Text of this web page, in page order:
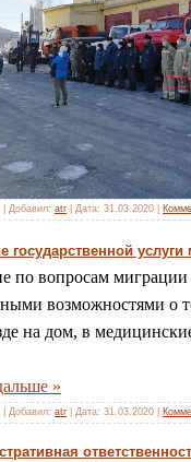
Добавил: atr Дата: 31.03.2020
государственной
по вопросам
возможностями о
на дом, в
»
Добавил: atr Дата: 31.03.2020